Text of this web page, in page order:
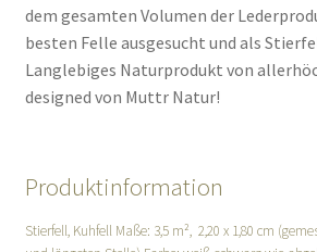
dem gesamten Volumen der
besten Felle ausgesucht und als
Langlebiges Naturprodukt von
designed von Muttr Natur!
Produktinformation
Stierfell, Kuhfell Maße: 3,5 m², 2,20 x 1,80 cm